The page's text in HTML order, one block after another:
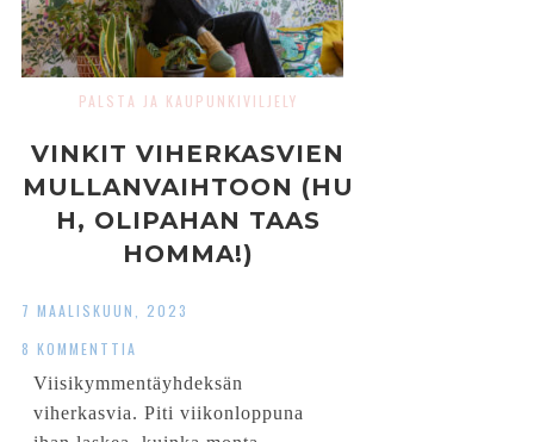
PALSTA JA KAUPUNKIVILJELY
VINKIT VIHERKASVIEN
MULLANVAIHTOON (HU
H, OLIPAHAN TAAS
HOMMA!)
7 MAALISKUUN, 2023
8 KOMMENTTIA
Viisikymmentäyhdeksän
viherkasvia. Piti viikonloppuna